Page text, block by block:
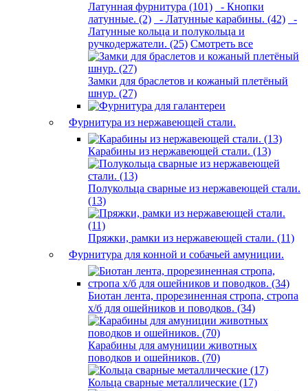
Латунная фурнитура (101)
- Кнопки
латунные. (2)
- Латунные карабины. (42)
-
Латунные кольца и полукольца и
ручкодержатели. (25) Смотреть все
Замки для браслетов и кожаный плетёный
шнур. (27)
Фурнитура из нержавеющей стали.
Карабины из нержавеющей стали. (13)
Полукольца сварные из нержавеющей стали.
(13)
Пряжки, рамки из нержавеющей стали. (11)
Фурнитура для конной и собачьей амуниции.
Биотан лента, прорезиненная стропа, стропа
х/б для ошейников и поводков. (34)
Карабины для амуниции животных
поводков и ошейников. (70)
Кольца сварные металлические (17)